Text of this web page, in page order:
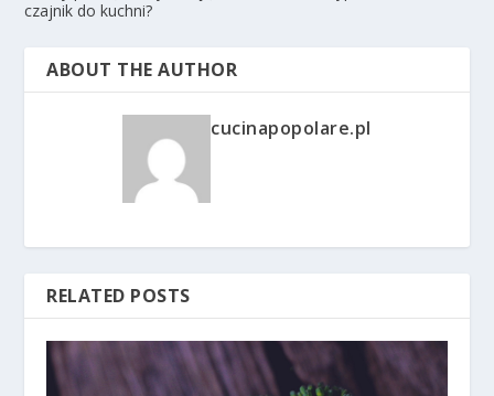
czajnik do kuchni?
ABOUT THE AUTHOR
cucinapopolare.pl
RELATED POSTS